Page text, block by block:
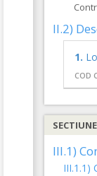
II.2)
1.
COD
III.1)
III.1.1)